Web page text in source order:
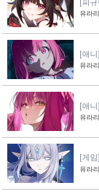
[피
어
유라
[애니]
영상
유라
[애니]
루
유라
[게임]
유라